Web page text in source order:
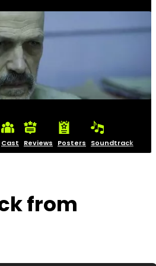
Cast Reviews Posters Soundtrack
from